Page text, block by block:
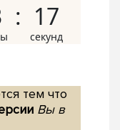
16
тем что
Вы в